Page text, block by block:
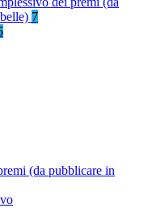
7
(da pubblicare in